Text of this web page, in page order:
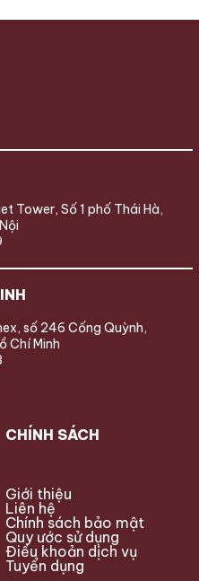
Tower, Số 1 phố Thái Hà,
số 246 Cống Quỳnh,
Chí Minh
CHÍNH SÁCH
Giới thiệu
Liên hệ
Chính sách bảo mật
Quy ước sử dụng
Điều khoản dịch vụ
Tuyển dụng